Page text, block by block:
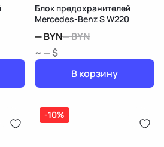
Блок предохранителей
Mercedes-Benz S W220
—BYN—BYN
~ — $
В корзину
-10%